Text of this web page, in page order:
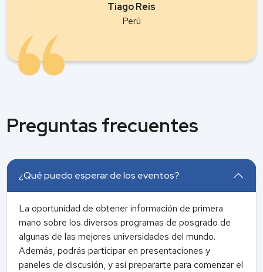
Tiago Reis
Perú
Preguntas frecuentes
¿Qué puedo esperar de los eventos?
La oportunidad de obtener información de primera
mano sobre los diversos programas de posgrado de
algunas de las mejores universidades del mundo.
Además, podrás participar en presentaciones y
paneles de discusión, y así prepararte para comenzar el